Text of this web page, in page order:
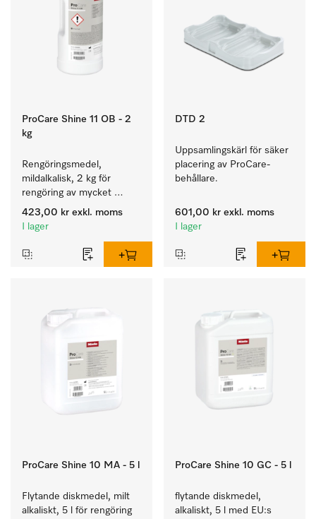
ProCare Shine 11 OB - 2
kg
Rengöringsmedel,
mildalkalisk, 2 kg för
rengöring av mycket
smutsigt porslin, bestick
och glas.
423,00 kr exkl. moms
I lager
DTD 2
Uppsamlingskärl för säker
placering av ProCare-
behållare.
601,00 kr exkl. moms
I lager
ProCare Shine 10 MA - 5 l
Flytande diskmedel, milt
alkaliskt, 5 l för rengöring
ProCare Shine 10 GC - 5 l
flytande diskmedel,
alkaliskt, 5 l med EU:s